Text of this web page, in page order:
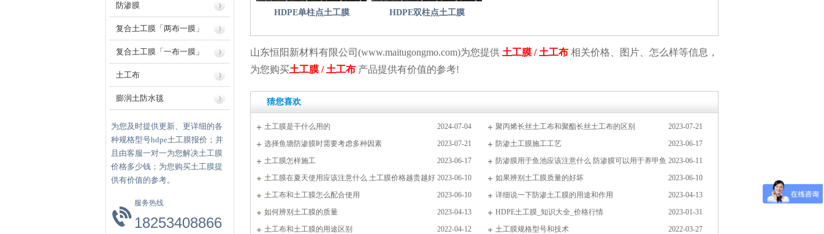
防渗膜
复合土工膜「两布一膜」
复合土工膜「一布一膜」
土工布
膨润土防水毯
为您及时提供更新、更详细的各
种规格型号hdpe土工膜报价；并
且由客服一对一为您解决土工膜
价格多少钱；为您购买土工膜提
供有价值的参考。
服务热线
18253408866
职业健康安全管理体系认证
HDPE单柱点土工膜 HDPE双柱点土工膜
山东恒阳新材料有限公司(www.maitugongmo.com)为您提供 土工膜 / 土工布 相关价格、图片、怎么样等信息，
为您购买土工膜 / 土工布 产品提供有价值的参考!
猜您喜欢
2024-07-04
土工膜是干什么用的 2023-07-21
聚丙烯长丝土工布和聚酯长丝土工布的区别
2023-07-21
选择鱼塘防渗膜时需要考虑多种因素 2023-06-17
防渗土工膜施工工艺
2023-06-17
土工膜怎样施工 2023-06-11
防渗膜用于鱼池应该注意什么 防渗膜可以用于养甲鱼
吗
2023-06-10
土工膜在夏天使用应该注意什么 土工膜价格越贵越好
吗
2023-06-10
如果辨别土工膜质量的好坏
2023-06-10
土工布和土工膜怎么配合使用 2023-04-13
详细说一下防渗土工膜的用途和作用
2023-04-13
如何辨别土工膜的质量 2023-01-31
HDPE土工膜_知识大全_价格行情
2022-04-12
土工布和土工膜的用途区别 2022-03-27
土工膜规格型号和技术